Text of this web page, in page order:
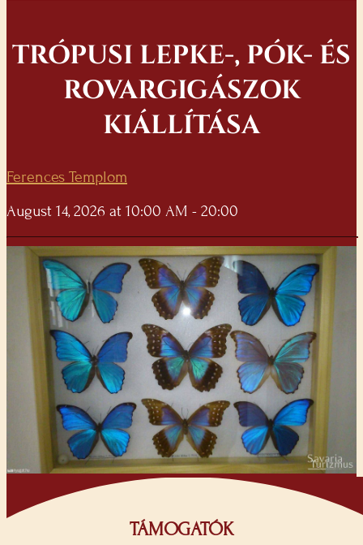
TRÓPUSI LEPKE-, PÓK- ÉS
ROVARGIGÁSZOK
KIÁLLÍTÁSA
Ferences Templom
August 14, 2026 at 10:00 AM - 20:00
TÁMOGATÓK